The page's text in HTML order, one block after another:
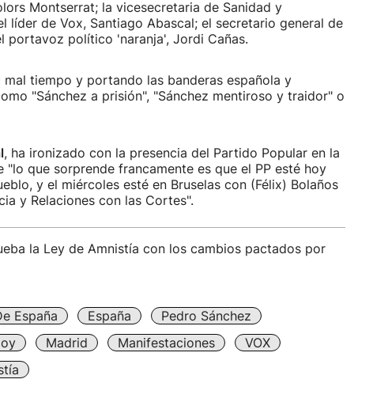
Montserrat; la vicesecretaria de Sanidad y
líder de Vox, Santiago Abascal; el secretario general de
portavoz político 'naranja', Jordi Cañas.
tiempo y portando las banderas española y
"Sánchez a prisión", "Sánchez mentiroso y traidor" o
, ha ironizado con la presencia del Partido Popular en la
que sorprende francamente es que el PP esté hoy
y el miércoles esté en Bruselas con (Félix) Bolaños
y Relaciones con las Cortes".
la Ley de Amnistía con los cambios pactados por
España España
Pedro Sánchez
Madrid Manifestaciones
VOX